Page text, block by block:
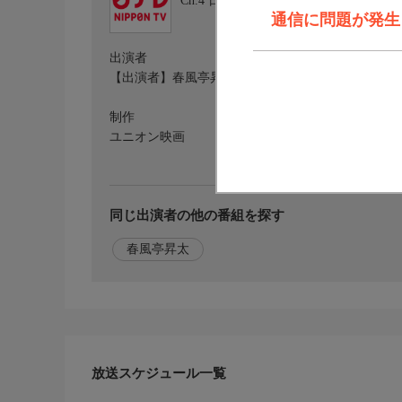
通信に問題が発
出演者
【出演者】春風亭昇太、笑点メンバー
制作
ユニオン映画
同じ出演者の他の番組を探す
春風亭昇太
放送スケジュール一覧